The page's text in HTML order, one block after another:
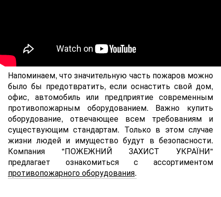
Напоминаем, что значительную часть пожаров можно
было бы предотвратить, если оснастить cвой дом,
офис, автомобиль или предприятие современным
противопожарным оборудованием. Важно купить
оборудование, отвечающее всем требованиям и
существующим стандартам. Только в этом случае
жизни людей и имущество будут в безопасности.
Компания "ПОЖЕЖНИЙ ЗАХИСТ УКРАЇНИ"
предлагает ознакомиться с ассортиментом
противопожарного оборудования.